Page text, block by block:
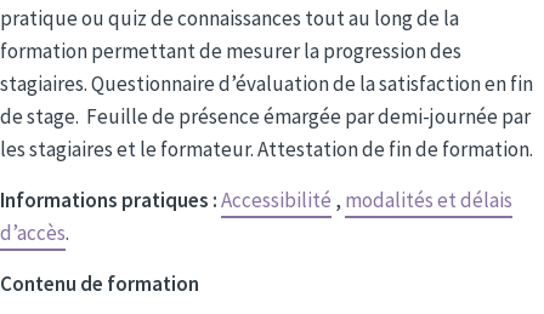
pratique ou quiz de connaissances tout au long de la
formation permettant de mesurer la progression des
stagiaires. Questionnaire d’évaluation de la satisfaction en fin
de stage. Feuille de présence émargée par demi-journée par
les stagiaires et le formateur. Attestation de fin de formation.
Informations pratiques :Accessibilité , modalités et délais
d’accès.
Contenu de formation